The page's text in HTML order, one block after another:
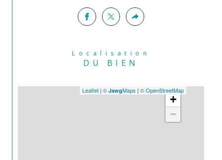
Localisation
DU BIEN
+
−
Leaflet | © JawgMaps | © OpenStreetMap